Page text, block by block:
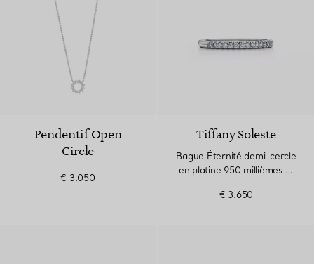
Pendentif Open
Circle
€ 3.050
Tiffany Soleste
Bague Éternité demi-cercle
en platine 950 millièmes et
€ 3.650